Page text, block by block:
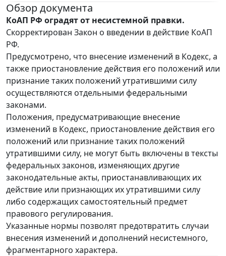
Обзор документа
КоАП РФ оградят от несистемной правки.
Скорректирован Закон о введении в действие КоАП
РФ.
Предусмотрено, что внесение изменений в Кодекс, а
также приостановление действия его положений или
признание таких положений утратившими силу
осуществляются отдельными федеральными
законами.
Положения, предусматривающие внесение
изменений в Кодекс, приостановление действия его
положений или признание таких положений
утратившими силу, не могут быть включены в тексты
федеральных законов, изменяющих другие
законодательные акты, приостанавливающих их
действие или признающих их утратившими силу
либо содержащих самостоятельный предмет
правового регулирования.
Указанные нормы позволят предотвратить случаи
внесения изменений и дополнений несистемного,
фрагментарного характера.